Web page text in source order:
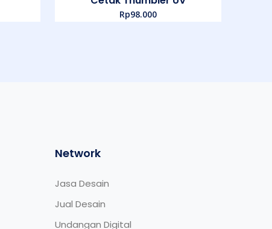
Rp98.000
Network
Jasa Desain
Jual Desain
Undangan Digital